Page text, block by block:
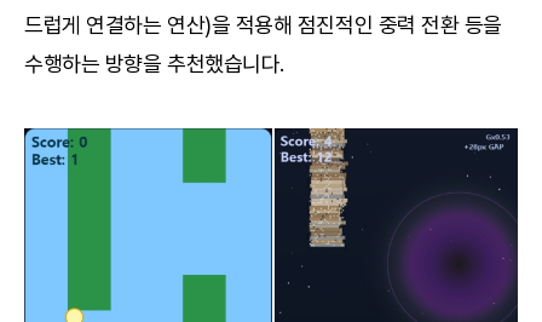
드럽게 연결하는 연산)을 적용해 점진적인 중력 전환 등을
수행하는 방향을 추천했습니다.